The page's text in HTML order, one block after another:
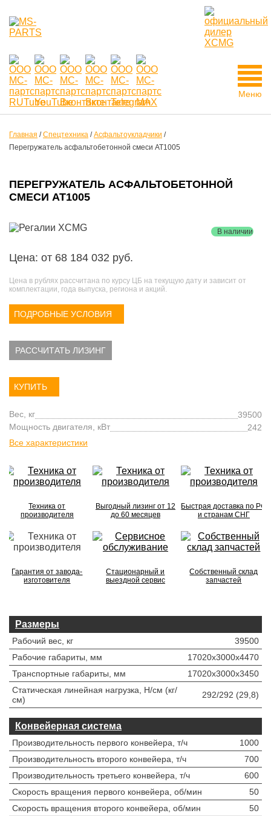
Меню
Главная /Спецтехника /Асфальтоукладчики /
Перегружатель асфальтобетонной смеси AT1005
ПЕРЕГРУЖАТЕЛЬ АСФАЛЬТОБЕТОННОЙ
СМЕСИ AT1005
В наличии
Новинка
Цена: от 68 184 032 руб.
Цена в рублях рассчитана по курсу ЦБ на текущую дату и зависит от
комплектации, года выпуска, региона и акций.
ПОДРОБНЫЕ УСЛОВИЯ
РАССЧИТАТЬ ЛИЗИНГ
КУПИТЬ
Вес, кг
39500
Мощность двигателя, кВт
242
Все характеристики
Техника от
производителя
Выгодный лизинг от 12
до 60 месяцев
Быстрая доставка по РФ
и странам СНГ
Гарантия от завода-
изготовителя
Стационарный и
выездной сервис
Собственный склад
запчастей
Размеры
Рабочий вес, кг
39500
Рабочие габариты, мм
17020x3000x4470
Транспортные габариты, мм
17020x3000x3450
Статическая линейная нагрузка, Н/см (кг/
см)
292/292 (29,8)
Конвейерная система
Производительность первого конвейера, т/ч
1000
Производительность второго конвейера, т/ч
700
Производительность третьего конвейера, т/ч
600
Скорость вращения первого конвейера, об/мин
50
Скорость вращения второго конвейера, об/мин
50